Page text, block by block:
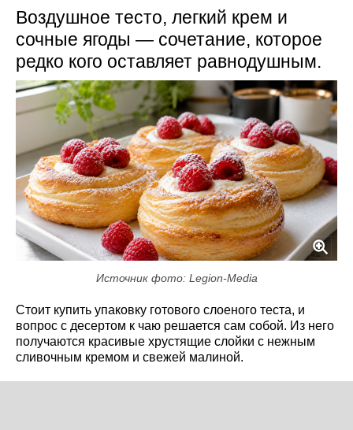
Воздушное тесто, легкий крем и
сочные ягоды — сочетание, которое
редко кого оставляет равнодушным.
Источник фото: Legion-Media
Стоит купить упаковку готового слоеного теста, и
вопрос с десертом к чаю решается сам собой. Из него
получаются красивые хрустящие слойки с нежным
сливочным кремом и свежей малиной.